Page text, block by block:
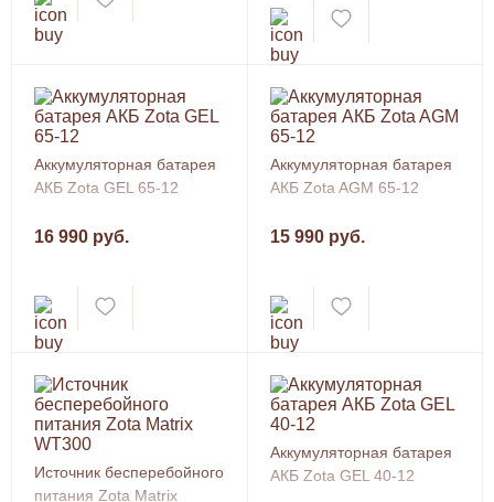
Аккумуляторная батарея
АКБ Zota GEL 65-12
16 990 руб.
Аккумуляторная батарея
АКБ Zota AGM 65-12
15 990 руб.
Источник бесперебойного
питания Zota Matrix
Аккумуляторная батарея
АКБ Zota GEL 40-12